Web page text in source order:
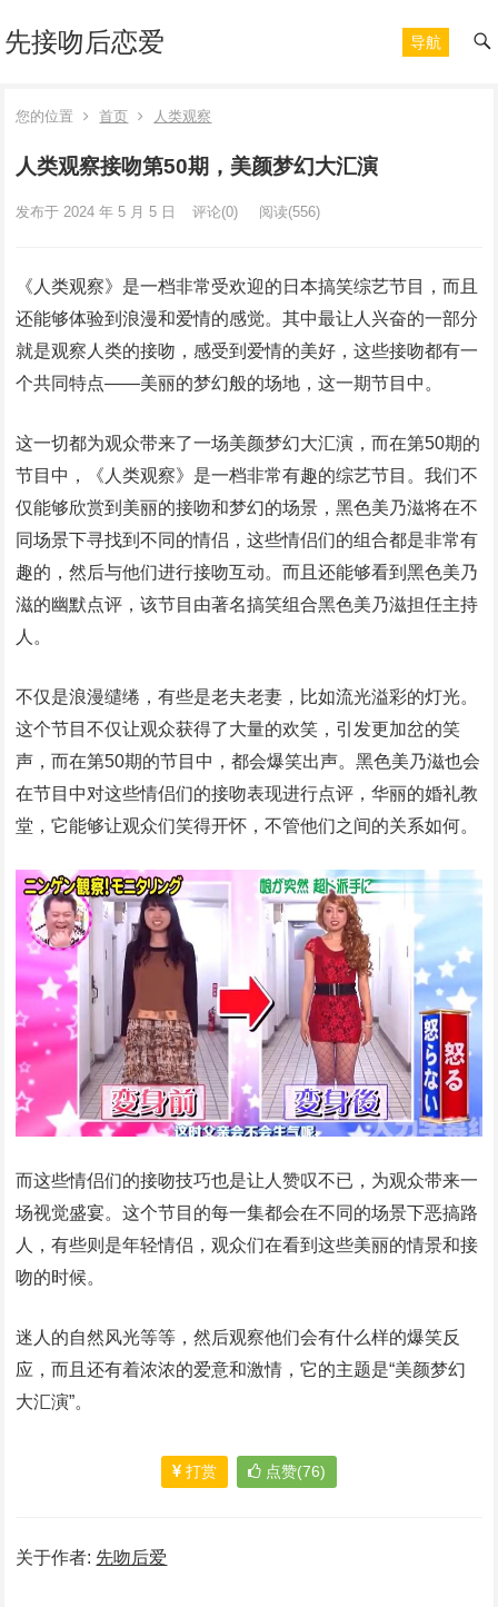
先接吻后恋爱 导航
您的位置 首页 人类观察
人类观察接吻第50期，美颜梦幻大汇演
发布于 2024 年 5 月 5 日 评论(0) 阅读(556)
《人类观察》是一档非常受欢迎的日本搞笑综艺节目，而且
还能够体验到浪漫和爱情的感觉。其中最让人兴奋的一部分
就是观察人类的接吻，感受到爱情的美好，这些接吻都有一
个共同特点——美丽的梦幻般的场地，这一期节目中。
这一切都为观众带来了一场美颜梦幻大汇演，而在第50期的
节目中，《人类观察》是一档非常有趣的综艺节目。我们不
仅能够欣赏到美丽的接吻和梦幻的场景，黑色美乃滋将在不
同场景下寻找到不同的情侣，这些情侣们的组合都是非常有
趣的，然后与他们进行接吻互动。而且还能够看到黑色美乃
滋的幽默点评，该节目由著名搞笑组合黑色美乃滋担任主持
人。
不仅是浪漫缱绻，有些是老夫老妻，比如流光溢彩的灯光。
这个节目不仅让观众获得了大量的欢笑，引发更加岔的笑
声，而在第50期的节目中，都会爆笑出声。黑色美乃滋也会
在节目中对这些情侣们的接吻表现进行点评，华丽的婚礼教
堂，它能够让观众们笑得开怀，不管他们之间的关系如何。
而这些情侣们的接吻技巧也是让人赞叹不已，为观众带来一
场视觉盛宴。这个节目的每一集都会在不同的场景下恶搞路
人，有些则是年轻情侣，观众们在看到这些美丽的情景和接
吻的时候。
迷人的自然风光等等，然后观察他们会有什么样的爆笑反
应，而且还有着浓浓的爱意和激情，它的主题是“美颜梦幻
大汇演”。
打赏 点赞(76)
关于作者: 先吻后爱